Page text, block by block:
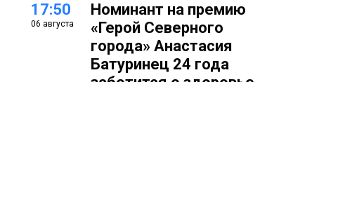
17:50
06 августа
Номинант на премию
«Герой Северного
города» Анастасия
Батуринец 24 года
заботится о здоровье